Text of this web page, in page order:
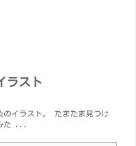
ラスト
のイラスト。 たまたま見つけ
た ...